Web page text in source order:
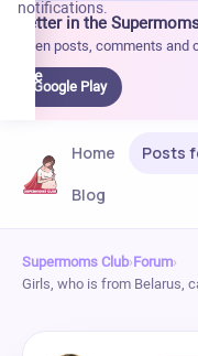
Better in the
Open posts, comments and
Google Play
notifications.
Home Posts
Blog
Supermoms Club›Forum›
Girls, who is from Belarus,